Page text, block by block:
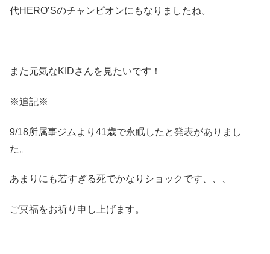
代HERO’Sのチャンピオンにもなりましたね。
また元気なKIDさんを見たいです！
※追記※
9/18所属事ジムより41歳で永眠したと発表がありまし
た。
あまりにも若すぎる死でかなりショックです、、、
ご冥福をお祈り申し上げます。